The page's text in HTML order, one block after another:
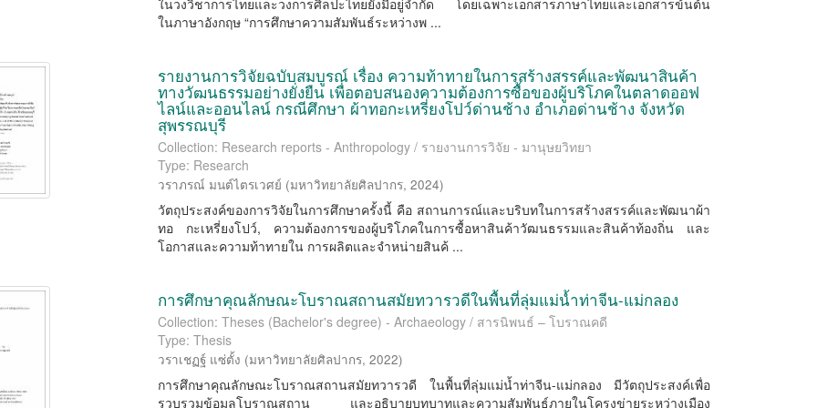
ในวงวิชาการไทยและวงการศิลปะไทยยังมีอยู่จํากัด โดยเฉพาะเอกสารภาษาไทยและเอกสารข้ันต้น
ในภาษาอังกฤษ “การศึกษาความสัมพันธ์ระหว่างพ ...
รายงานการวิจัยฉบับสมบูรณ์ เรื่อง ความท้าทายในการสร้างสรรค์และพัฒนาสินค้า
ทางวัฒนธรรมอย่างยั่งยืน เพื่อตอบสนองความต้องการซื้อของผู้บริโภคในตลาดออฟ
ไลน์และออนไลน์ กรณีศึกษา ผ้าทอกะเหรี่ยงโปว์ด่านช้าง อำเภอด่านช้าง จังหวัด
สุพรรณบุรี
Collection: Research reports - Anthropology / รายงานการวิจัย - มานุษยวิทยา
Type: Research
วราภรณ์ มนต์ไตรเวศย์ (มหาวิทยาลัยศิลปากร,2024)
วัตถุประสงค์ของการวิจัยในการศึกษาครั้งนี้ คือ สถานการณ์และบริบทในการสร้างสรรค์และพัฒนาผ้า
ทอ กะเหรี่ยงโปว์, ความต้องการของผู้บริโภคในการซื้อหาสินค้าวัฒนธรรมและสินค้าท้องถิ่น และ
โอกาสและความท้าทายใน การผลิตและจําหน่ายสินค้ ...
การศึกษาคุณลักษณะโบราณสถานสมัยทวารวดีในพื้นที่ลุ่มแม่น้ำท่าจีน-แม่กลอง
Collection: Theses (Bachelor's degree) - Archaeology / สารนิพนธ์ – โบราณคดี
Type: Thesis
วราเชฏฐ์ แซ่ตั้ง (มหาวิทยาลัยศิลปากร,2022)
การศึกษาคุณลักษณะโบราณสถานสมัยทวารวดี ในพื้นที่ลุ่มแม่น้ำท่าจีน-แม่กลอง มีวัตถุประสงค์เพื่อ
รวบรวมข้อมูลโบราณสถาน และอธิบายบทบาทและความสัมพันธ์ภายในโครงข่ายระหว่างเมือง